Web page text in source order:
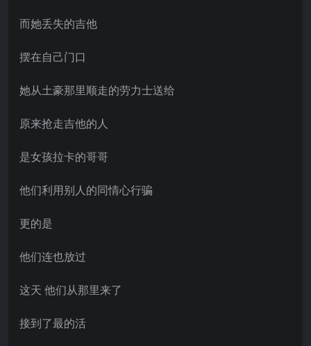
而她丢失的吉他
摆在自己门口
她从土豪那里顺走的劳力士送给
原来抢走吉他的人
是女孩拉卡的哥哥
他们利用别人的同情心行骗
更的是
他们连也放过
这天 他们从那里来了
接到了最的活